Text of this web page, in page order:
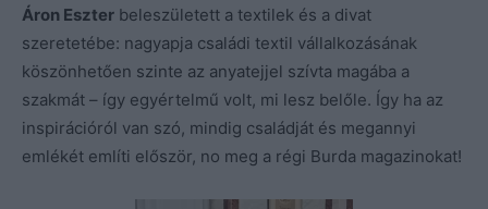
Áron Eszter beleszületett a textilek és a divat
szeretetébe: nagyapja családi textil vállalkozásának
köszönhetően szinte az anyatejjel szívta magába a
szakmát – így egyértelmű volt, mi lesz belőle. Így ha az
inspirációról van szó, mindig családját és megannyi
emlékét említi először, no meg a régi Burda magazinokat!